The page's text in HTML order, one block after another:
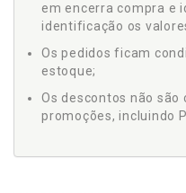
em encerra compra e
identificação os
Os pedidos ficam
estoque;
Os descontos não
promoções, incluindo